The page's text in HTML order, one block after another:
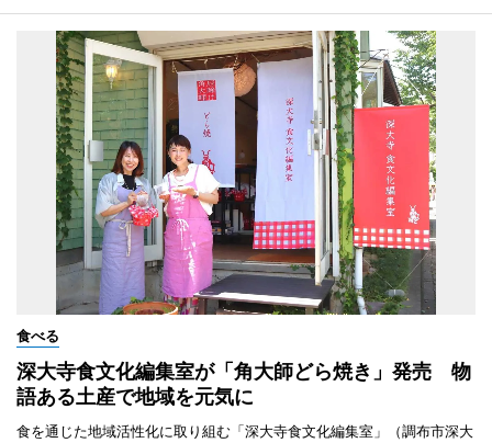
食べる
深大寺食文化編集室が「角大師どら焼き」発売 物
語ある土産で地域を元気に
食を通じた地域活性化に取り組む「深大寺食文化編集室」（調布市深大